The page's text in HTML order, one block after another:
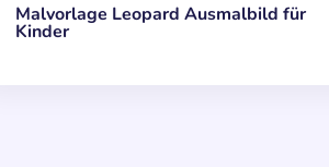
Malvorlage Leopard Ausmalbild für
Kinder